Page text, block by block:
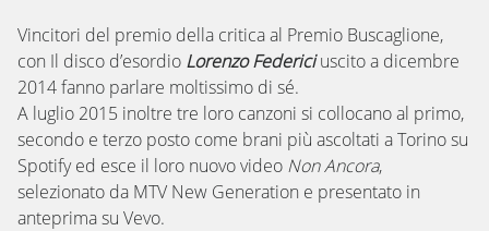
Vincitori del premio della critica al Premio Buscaglione,
con Il disco d’esordio Lorenzo Federiciuscito a dicembre
2014 fanno parlare moltissimo di sé.
A luglio 2015 inoltre tre loro canzoni si collocano al primo,
secondo e terzo posto come brani più ascoltati a Torino su
Spotify ed esce il loro nuovo video Non Ancora,
selezionato da MTV New Generation e presentato in
anteprima su Vevo.